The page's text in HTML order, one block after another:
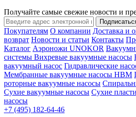
Получайте самые свежие новости и
Покупателям О компании Доставка и
возврат Новости и статьи Контакты
Каталог Аэроножи UNOKOR
системы Вихревые вакуумные насосы
вакуумный насос Гидравлические
Мембранные вакуумные насосы НВМ
роторные вакуумные насосы
Сухие вакуумные насосы Сухие
насосы
+7 (495) 182-64-46